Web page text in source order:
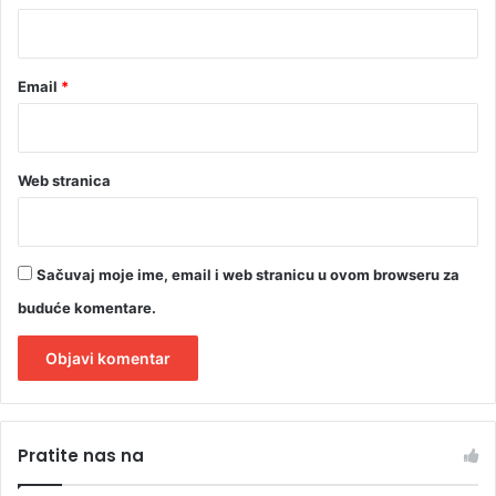
r
Email *
Web stranica
Sačuvaj moje ime, email i web stranicu u ovom browseru za
buduće komentare.
tPratite nas na